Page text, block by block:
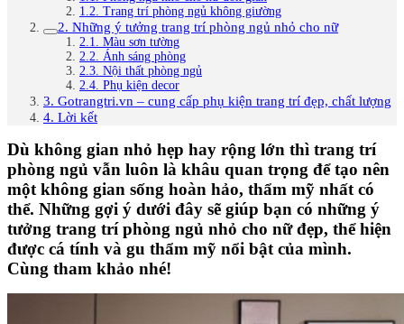
1.2. Trang trí phòng ngủ không giường
2. Những ý tưởng trang trí phòng ngủ nhỏ cho nữ
2.1. Màu sơn tường
2.2. Ánh sáng phòng
2.3. Nội thất phòng ngủ
2.4. Phụ kiện decor
3. Gotrangtri.vn – cung cấp phụ kiện trang trí đẹp, chất lượng
4. Lời kết
Dù không gian nhỏ hẹp hay rộng lớn thì trang trí
phòng ngủ vẫn luôn là khâu quan trọng để tạo nên
một không gian sống hoàn hảo, thẩm mỹ nhất có
thể. Những gợi ý dưới đây sẽ giúp bạn có những ý
tưởng trang trí phòng ngủ nhỏ cho nữ đẹp, thể hiện
được cá tính và gu thẩm mỹ nổi bật của mình.
Cùng tham khảo nhé!